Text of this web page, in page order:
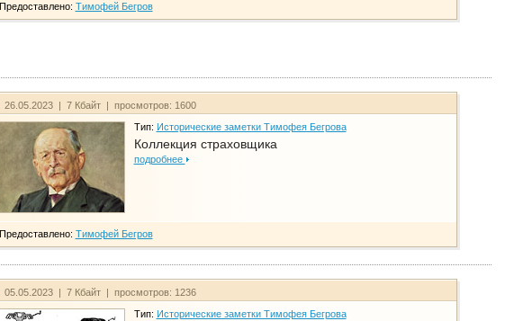
Предоставлено: Тимофей Бегров
26.05.2023 | 7 Кбайт | просмотров: 1600
Тип: Исторические заметки Тимофея Бегрова
Коллекция страховщика
подробнее
Предоставлено: Тимофей Бегров
05.05.2023 | 7 Кбайт | просмотров: 1236
Тип: Исторические заметки Тимофея Бегрова